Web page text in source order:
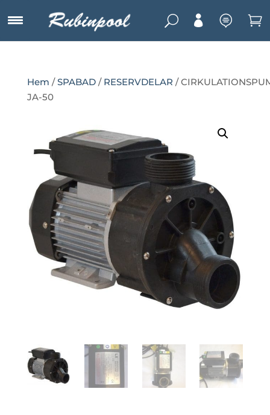
U   
Hem /SPABAD/ RESERVDELAR /
JA-50